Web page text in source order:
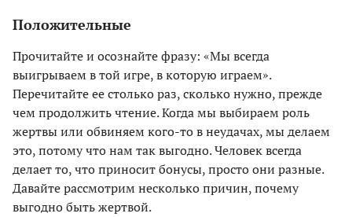
Положительные
Прочитайте и осознайте фразу: «Мы всегда
выигрываем в той игре, в которую играем».
Перечитайте ее столько раз, сколько нужно, прежде
чем продолжить чтение. Когда мы выбираем роль
жертвы или обвиняем кого-то в неудачах, мы делаем
это, потому что нам так выгодно. Человек всегда
делает то, что приносит бонусы, просто они разные.
Давайте рассмотрим несколько причин, почему
выгодно быть жертвой.